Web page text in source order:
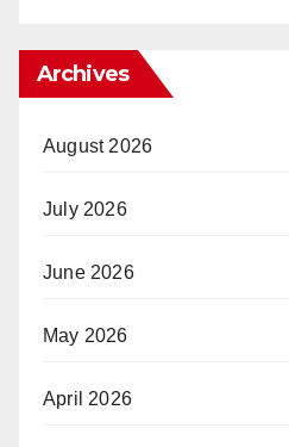
Archives
August 2026
July 2026
June 2026
May 2026
April 2026